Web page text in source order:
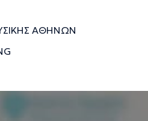
ΑΘΗΝΩΝ